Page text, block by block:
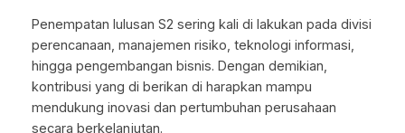
Penempatan lulusan S2 sering kali di lakukan pada divisi
perencanaan, manajemen risiko, teknologi informasi,
hingga pengembangan bisnis. Dengan demikian,
kontribusi yang di berikan di harapkan mampu
mendukung inovasi dan pertumbuhan perusahaan
secara berkelanjutan.